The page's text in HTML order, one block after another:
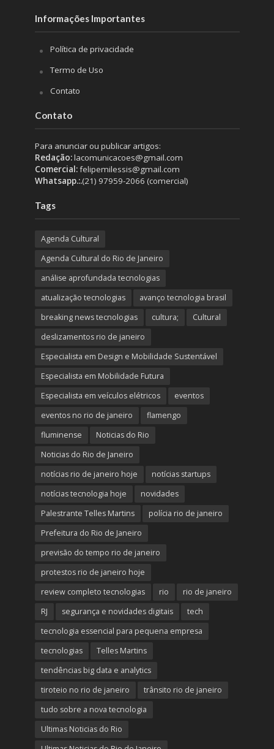
Informações Importantes
Política de privacidade
Termo de Uso
Contato
Contato
Para anunciar ou publicar artigos:
Redação:lacomunicacoes@gmail.com
Comercial:felipemilessis@gmail.com
Whatsapp.:.(21) 97959-2066 (comercial)
Tags
Agenda Cultural
Agenda Cultural do Rio de Janeiro
análise aprofundada tecnologias
atualização tecnologias
avanço tecnologia brasil
breaking news tecnologias
cultura;
Cultural
deslizamentos rio de janeiro
Especialista em Design e Mobilidade Sustentável
Especialista em Mobilidade Futura
Especialista em veículos elétricos
eventos
eventos no rio de janeiro
flamengo
fluminense
Noticias do Rio
Noticias do Rio de Janeiro
notícias rio de janeiro hoje
notícias startups
notícias tecnologia hoje
novidades
Palestrante Telles Martins
polícia rio de janeiro
Prefeitura do Rio de Janeiro
previsão do tempo rio de janeiro
protestos rio de janeiro hoje
review completo tecnologias
rio
rio de janeiro
RJ
segurança e novidades digitais
tech
tecnologia essencial para pequena empresa
tecnologias
Telles Martins
tendências big data e analytics
tiroteio no rio de janeiro
trânsito rio de janeiro
tudo sobre a nova tecnologia
Ultimas Noticias do Rio